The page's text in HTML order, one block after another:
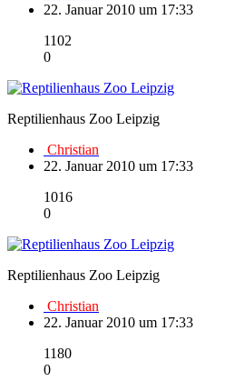
22. Januar 2010 um 17:33
1102
0
Reptilienhaus Zoo Leipzig
Christian
22. Januar 2010 um 17:33
1016
0
Reptilienhaus Zoo Leipzig
Christian
22. Januar 2010 um 17:33
1180
0